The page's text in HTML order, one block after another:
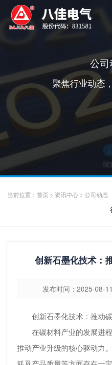
公
聚焦行业动态
当前位置： 首页 > 资讯中心 > 公司动态
创新石墨化技术：
发布时间：2025-
创新石墨化技术：推动
在碳材料产业的发展进
推动产业升级的核心驱动力